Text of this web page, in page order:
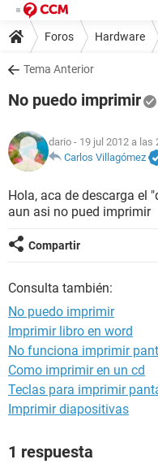
Foros Hardware
Tema Anterior
No puedo imprimir
dario - 19 jul 2012 a las
Carlos Villagómez
Hola, aca de descarga el
aun asi no pued imprimir
Compartir
Consulta también:
No puedo imprimir
Imprimir libro en word
No funciona imprimir
Como imprimir en un cd
Teclas para imprimir
Imprimir diapositivas
1 respuesta